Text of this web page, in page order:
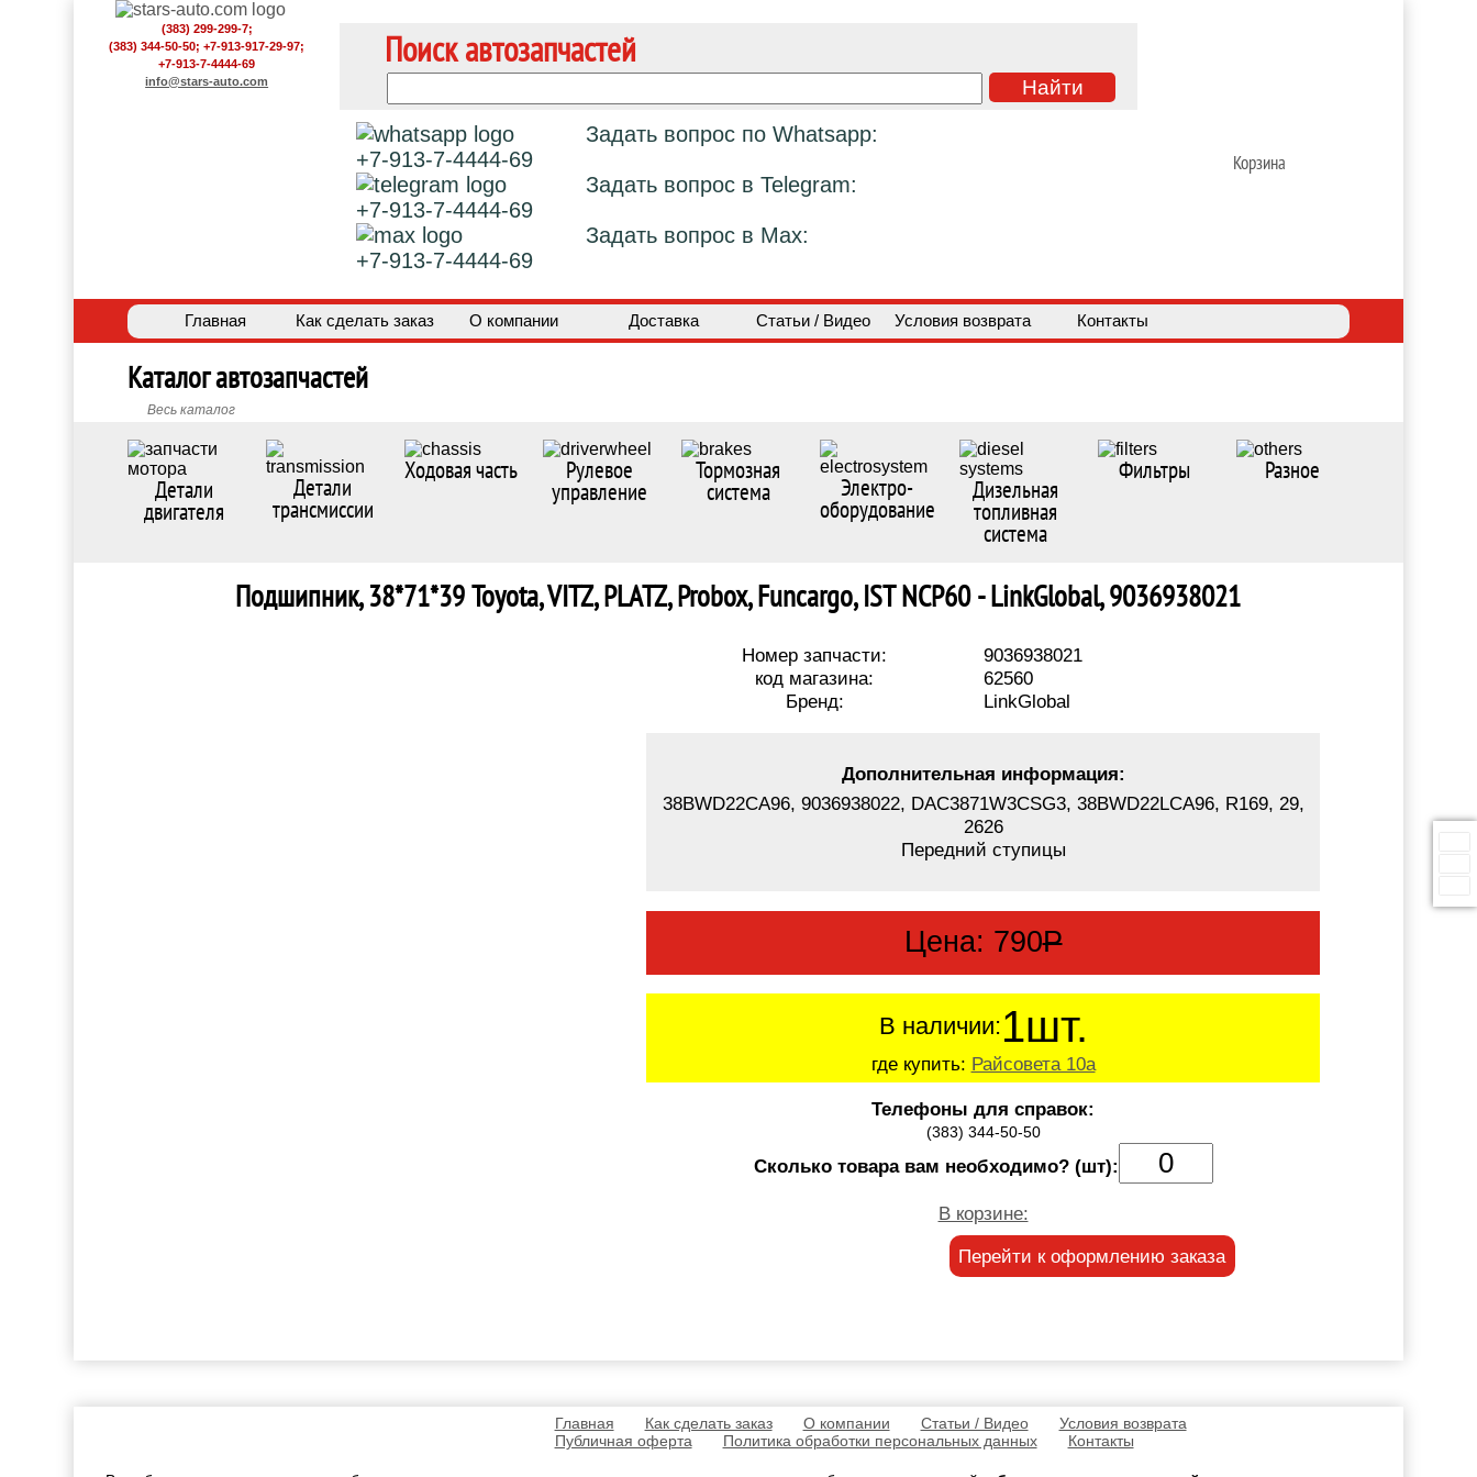
(383) 299-299-7;
(383) 344-50-50; +7-913-917-29-97;
+7-913-7-4444-69
info@stars-auto.com
Поиск автозапчастей
Задать вопрос по Whatsapp:
+7-913-7-4444-69
Задать вопрос в Telegram:
+7-913-7-4444-69
Задать вопрос в Max:
+7-913-7-4444-69
Корзина
Главная Как сделать заказ О компании Доставка Статьи / Видео Условия возврата Контакты
Каталог автозапчастей
Весь каталог
Детали
двигателя
Детали
трансмиссии
Ходовая часть Рулевое
управление
Тормозная
система Электро-
оборудование
Дизельная
топливная
система
Фильтры Разное
Подшипник, 38*71*39 Toyota, VITZ, PLATZ, Probox, Funcargo, IST NCP60 - LinkGlobal, 9036938021
Номер запчасти:
9036938021
код магазина:
62560
Бренд:
LinkGlobal
Дополнительная информация:
38BWD22CA96, 9036938022, DAC3871W3CSG3, 38BWD22LCA96, R169, 29,
2626
Передний ступицы
Цена: 790Р
В наличии:1шт.
где купить: Райсовета 10а
Телефоны для справок:
(383) 344-50-50
Сколько товара вам необходимо? (шт):
В корзине:
Перейти к оформлению заказа
Главная Как сделать заказ О компании Статьи / Видео
Условия возврата
Публичная оферта
Политика обработки персональных данных Контакты